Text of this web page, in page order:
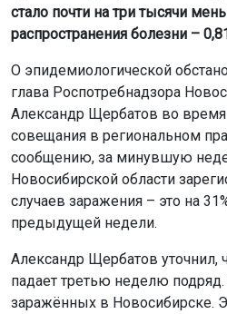
стало почти на три тысячи
распространения болезни –
О эпидемиологической
глава Роспотребнадзора
Александр Щербатов во время
совещания в региональном
сообщению, за минувшую
Новосибирской области
случаев заражения – это на
предыдущей недели.
Александр Щербатов уточнил,
падает третью неделю
заражённых в Новосибирске.